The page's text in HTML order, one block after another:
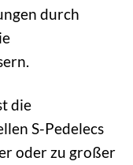
durch
die
S-Pedelecs
oder zu großer